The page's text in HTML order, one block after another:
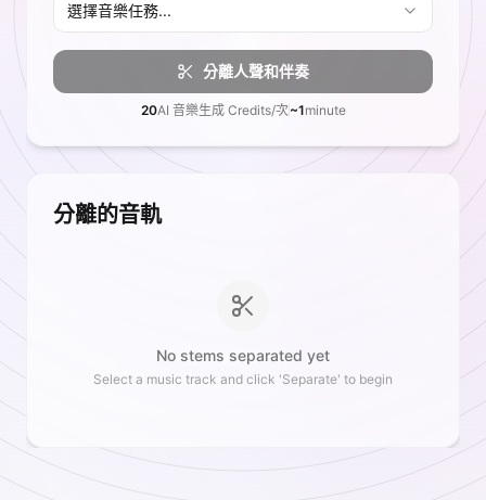
選擇音樂任務...
分離人聲和伴奏
20AI 音樂生成 Credits/次 ~1minute
分離的音軌
No stems separated yet
Select a music track and click 'Separate' to begin